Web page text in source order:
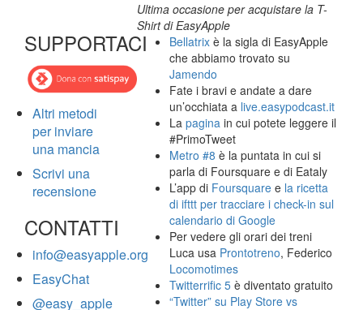
SUPPORTACI
Altri metodi
per inviare
una mancia
Scrivi una
recensione
CONTATTI
info@easyapple.org
EasyChat
@easy_apple
Ultima occasione per acquistare la T-
Shirt di EasyApple
Bellatrix è la sigla di EasyApple
che abbiamo trovato su
Jamendo
Fate i bravi e andate a dare
un’occhiata a live.easypodcast.it
Lapagina in cui potete leggere il
#PrimoTweet
Metro #8 è la puntata in cui si
parla di Foursquare e di Eataly
L’app di Foursquare e la ricetta
di ifttt per tracciare i check-in sul
calendario di Google
Per vedere gli orari dei treni
Luca usa Prontotreno, Federico
Locomotimes
Twitterrific 5 è diventato gratuito
“Twitter” su Play Store vs